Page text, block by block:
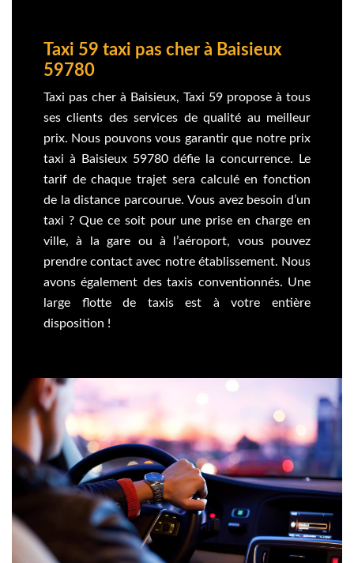
Taxi 59 taxi pas cher à Baisieux
59780
Taxi pas cher à Baisieux, Taxi 59 propose à tous
ses clients des services de qualité au meilleur
prix. Nous pouvons vous garantir que notre prix
taxi à Baisieux 59780 défie la concurrence. Le
tarif de chaque trajet sera calculé en fonction
de la distance parcourue. Vous avez besoin d’un
taxi ? Que ce soit pour une prise en charge en
ville, à la gare ou à l’aéroport, vous pouvez
prendre contact avec notre établissement. Nous
avons également des taxis conventionnés. Une
large flotte de taxis est à votre entière
disposition !